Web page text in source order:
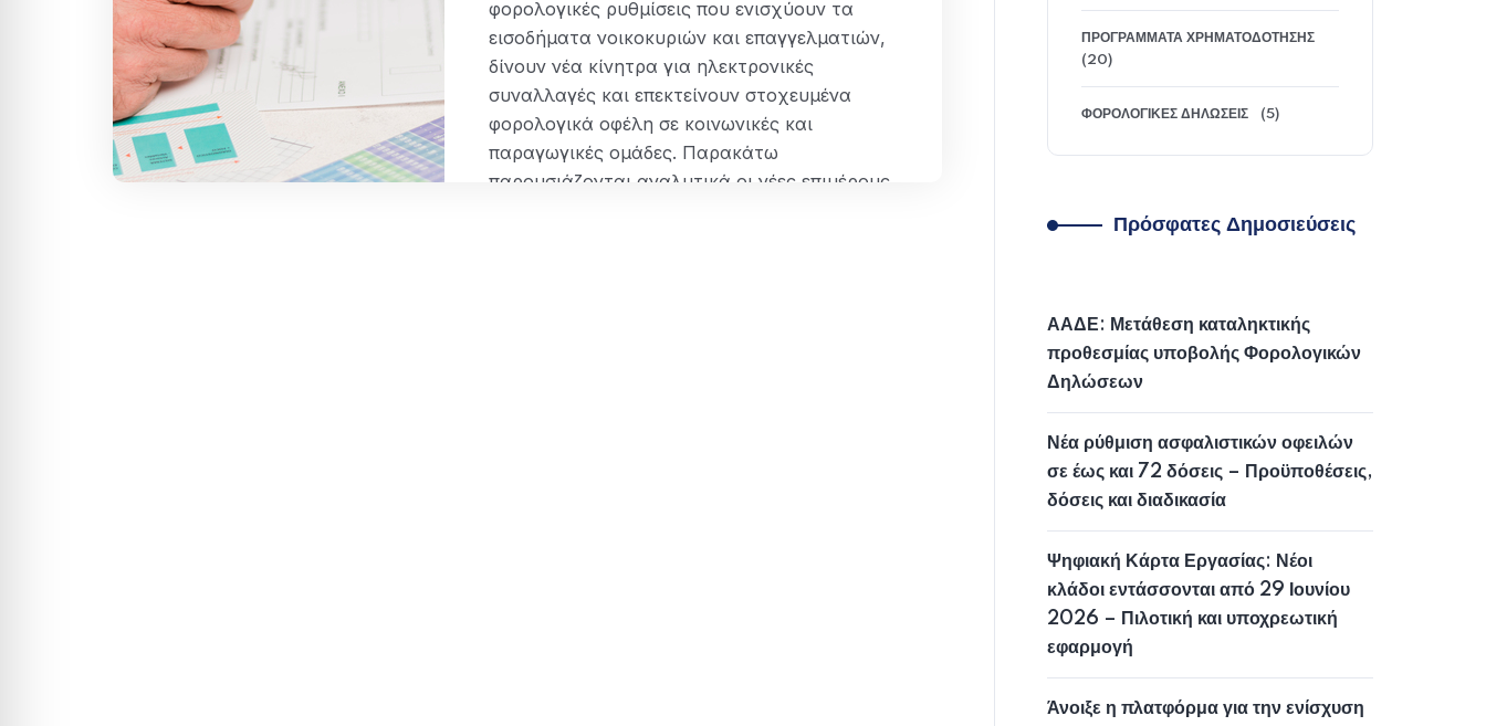
φορολογικές ρυθμίσεις που ενισχύουν τα
εισοδήματα νοικοκυριών και επαγγελματιών,
δίνουν νέα κίνητρα για ηλεκτρονικές
συναλλαγές και επεκτείνουν στοχευμένα
φορολογικά οφέλη σε κοινωνικές και
παραγωγικές ομάδες. Παρακάτω
παρουσιάζονται αναλυτικά οι νέες επιμέρους
ΠΡΟΓΡΆΜΜΑΤΑ ΧΡΗΜΑΤΟΔΌΤΗΣΗΣ
(20)
ΦΟΡΟΛΟΓΙΚΈΣ ΔΗΛΏΣΕΙΣ (5)
Πρόσφατες Δημοσιεύσεις
ΑΑΔΕ: Μετάθεση καταληκτικής
προθεσμίας υποβολής Φορολογικών
Δηλώσεων
Νέα ρύθμιση ασφαλιστικών οφειλών
σε έως και 72 δόσεις – Προϋποθέσεις,
δόσεις και διαδικασία
Ψηφιακή Κάρτα Εργασίας: Νέοι
κλάδοι εντάσσονται από 29 Ιουνίου
2026 – Πιλοτική και υποχρεωτική
εφαρμογή
Άνοιξε η πλατφόρμα για την ενίσχυση